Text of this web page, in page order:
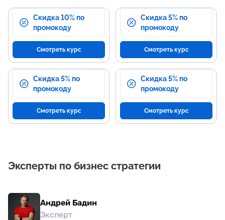
Скидка 10% по
промокоду
Смотреть курс
Скидка 5% по
промокоду
Смотреть курс
Скидка 5% по
промокоду
Смотреть курс
Скидка 5% по
промокоду
Смотреть курс
Эксперты по бизнес стратегии
Андрей Бадин
Эксперт